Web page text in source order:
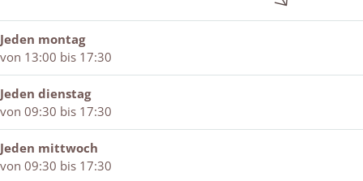
n
n
o
e
n
e
n
h
o
e
n
e
n
e
n
e
n
c
h
o
e
n
e
n
h
u
u
r
m
a
n
S
c
Jeden montag
von 13:00 bis 17:30
Jeden dienstag
von 09:30 bis 17:30
Jeden mittwoch
von 09:30 bis 17:30